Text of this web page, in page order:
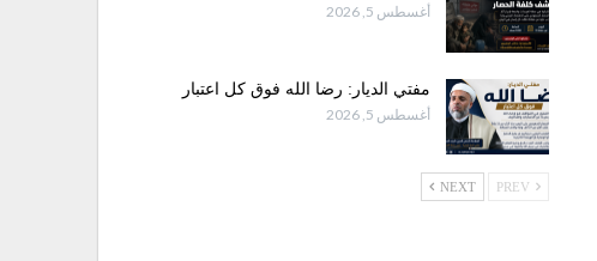
أغسطس 5, 2026
مفتي الديار: رضا الله فوق كل اعتبار
أغسطس 5, 2026
NEXT